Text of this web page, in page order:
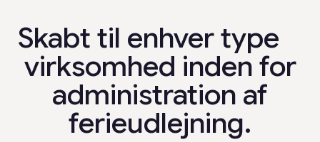
Skabt til enhver type
virksomhed inden for
administration af
ferieudlejning.